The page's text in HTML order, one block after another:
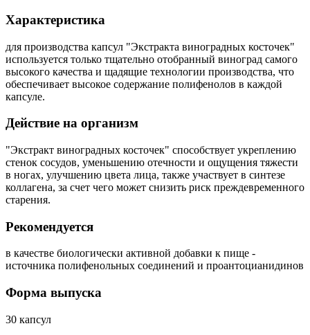
Характеристика
для производства капсул "Экстракта виноградных косточек"
используется только тщательно отобранный виноград самого
высокого качества и щадящие технологии производства, что
обеспечивает высокое содержание полифенолов в каждой
капсуле.
Действие на организм
"Экстракт виноградных косточек" способствует укреплению
стенок сосудов, уменьшению отечности и ощущения тяжести
в ногах, улучшению цвета лица, также участвует в синтезе
коллагена, за счет чего может снизить риск преждевременного
старения.
Рекомендуется
в качестве биологически активной добавки к пище -
источника полифенольных соединений и проантоцианидинов
Форма выпуска
30 капсул